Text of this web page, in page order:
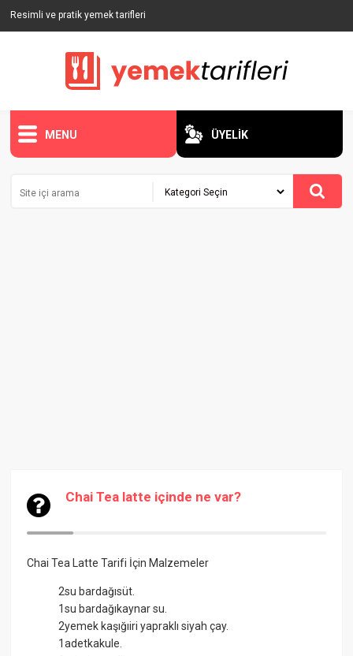
Resimli ve pratik yemek tarifleri
MENU ÜYELİK
Chai Tea latte içinde ne var?
Chai Tea Latte Tarifi İçin Malzemeler
2su bardağısüt.
1su bardağıkaynar su.
2yemek kaşığıiri yapraklı siyah çay.
1adetkakule.